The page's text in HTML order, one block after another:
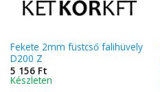
Fekete 2mm füstcső falihüvely
D200 Z
5 156 Ft
Készleten